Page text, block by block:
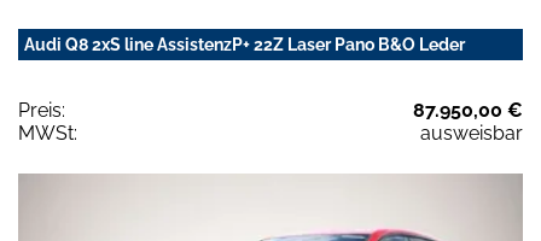
Audi Q8 2xS line AssistenzP+ 22Z Laser Pano B&O Leder
Preis:
87.950,00 €
MWSt:
ausweisbar